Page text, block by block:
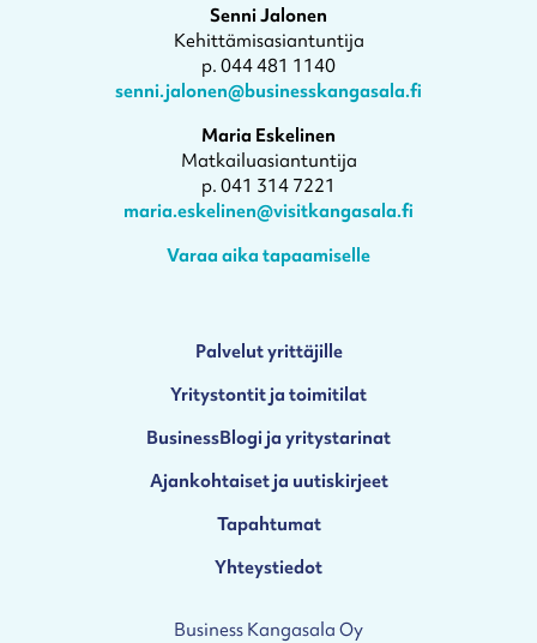
Senni Jalonen
Kehittämisasiantuntija
p. 044 481 1140
senni.jalonen@businesskangasala.fi
Maria Eskelinen
Matkailuasiantuntija
p. 041 314 7221
maria.eskelinen@visitkangasala.fi
Varaa aika tapaamiselle
Palvelut yrittäjille
Yritystontit ja toimitilat
BusinessBlogi ja yritystarinat
Ajankohtaiset ja uutiskirjeet
Tapahtumat
Yhteystiedot
Business Kangasala Oy